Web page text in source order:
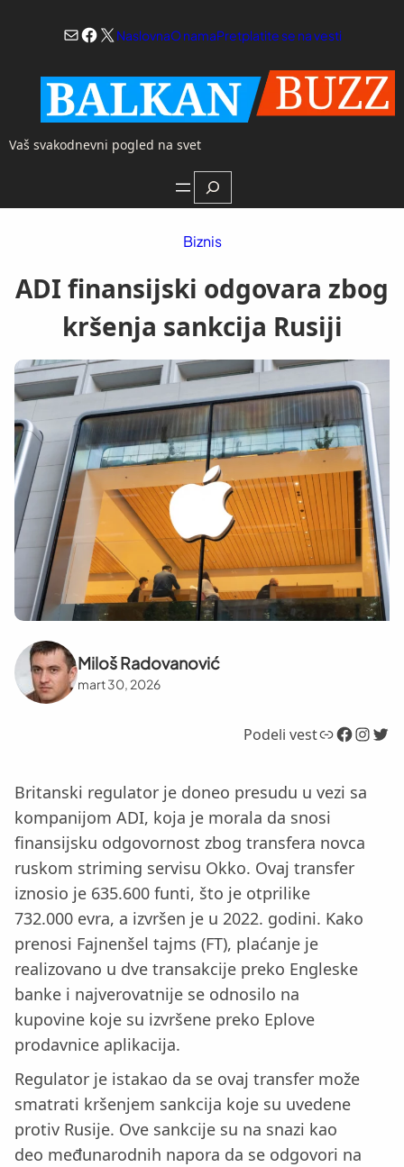
Mail
Facebook
X NaslovnaO namaPretplatite se na vesti
Vaš svakodnevni pogled na svet
Search
Biznis
ADI finansijski odgovara zbog
kršenja sankcija Rusiji
Miloš Radovanović
mart 30, 2026
Podeli vestLink Facebook InstagramTwitter
Britanski regulator je doneo presudu u vezi sa
kompanijom ADI, koja je morala da snosi
finansijsku odgovornost zbog transfera novca
ruskom striming servisu Okko. Ovaj transfer
iznosio je 635.600 funti, što je otprilike
732.000 evra, a izvršen je u 2022. godini. Kako
prenosi Fajnenšel tajms (FT), plaćanje je
realizovano u dve transakcije preko Engleske
banke i najverovatnije se odnosilo na
kupovine koje su izvršene preko Eplove
prodavnice aplikacija.
Regulator je istakao da se ovaj transfer može
smatrati kršenjem sankcija koje su uvedene
protiv Rusije. Ove sankcije su na snazi kao
deo međunarodnih napora da se odgovori na